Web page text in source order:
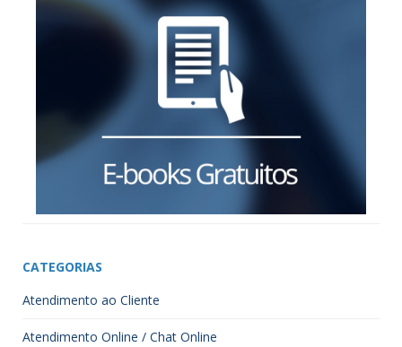
CATEGORIAS
Atendimento ao Cliente
Atendimento Online / Chat Online